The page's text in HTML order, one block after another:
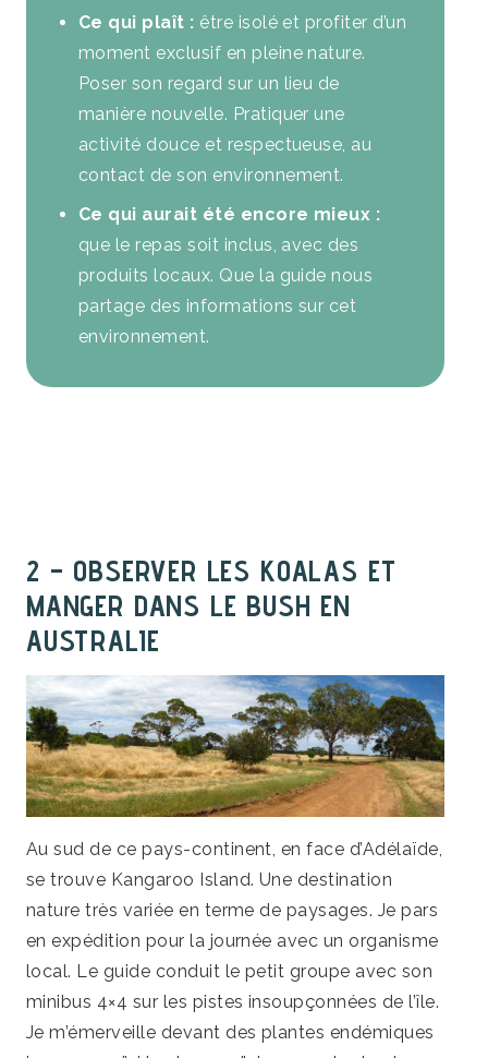
Ce qui plaît : être isolé et profiter d’un
moment exclusif en pleine nature.
Poser son regard sur un lieu de
manière nouvelle. Pratiquer une
activité douce et respectueuse, au
contact de son environnement.
Ce qui aurait été encore mieux :
que le repas soit inclus, avec des
produits locaux. Que la guide nous
partage des informations sur cet
environnement.
2 – OBSERVER LES KOALAS ET
MANGER DANS LE BUSH EN
AUSTRALIE
Au sud de ce pays-continent, en face d’Adélaïde,
se trouve Kangaroo Island. Une destination
nature très variée en terme de paysages. Je pars
en expédition pour la journée avec un organisme
local. Le guide conduit le petit groupe avec son
minibus 4×4 sur les pistes insoupçonnées de l’île.
Je m’émerveille devant des plantes endémiques